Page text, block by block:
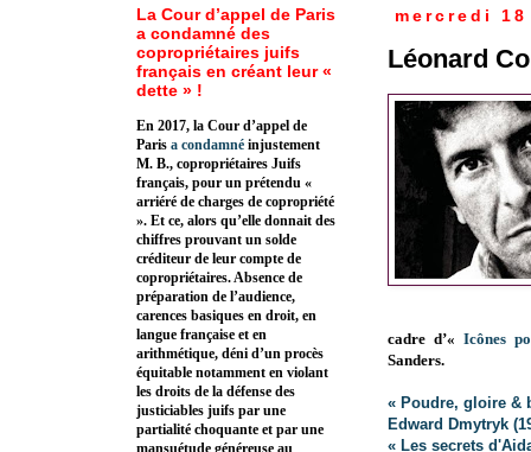
mercredi
Léonard
cadre d’« Icônes
Sanders.
« Poudre, gloire &
Edward Dmytryk
« Les secrets
La Cour d’appel de Paris
a condamné des
copropriétaires juifs
français en créant leur «
dette » !
En 2017, la Cour d’appel de
Paris a condamné injustement
M. B., copropriétaires Juifs
français, pour un prétendu «
arriéré de charges de copropriété
». Et ce, alors qu’elle donnait des
chiffres prouvant un solde
créditeur de leur compte de
copropriétaires. Absence de
préparation de l’audience,
carences basiques en droit, en
langue française et en
arithmétique, déni d’un procès
équitable notamment en violant
les droits de la défense des
justiciables juifs par une
partialité choquante et par une